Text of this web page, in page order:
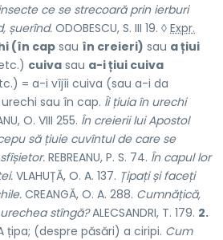
ce se strecoară prin ierburi
șuerînd.ODOBESCU, S. III 19. ◊ Expr.
(în cap sau în creieri) sau a țiui
cuiva sau a-i țiui cuiva
= a-i vîjîi cuiva (sau a-i da
sau în cap. Îi țiuia în urechi
O. VIII 255. În creierii lui Apostol
să țiuie cuvîntul de care se
REBREANU, P. S. 74. În capul lor
VLAHUȚĂ, O. A. 137. Țipați și faceți
CREANGĂ, O. A. 288. Cumnățică,
stîngă?ALECSANDRI, T. 179. 2.
țipa; (despre păsări) a ciripi. Cum